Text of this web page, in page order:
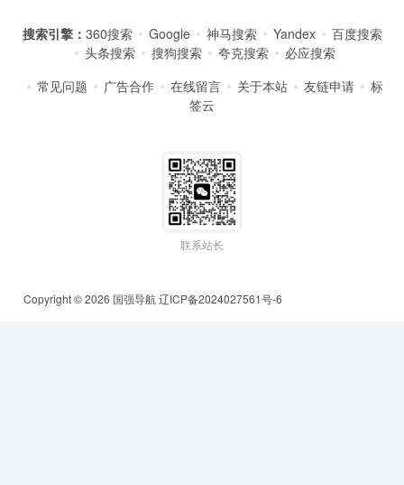
搜索引擎： 360搜索 Google 神马搜索 Yandex
百度搜索
头条搜索
搜狗搜索 夸克搜索
必应搜索
常见问题
广告合作 在线留言 关于本站 友链申请
标
签云
联系站长
Copyright © 2026 国强导航辽ICP备2024027561号-6